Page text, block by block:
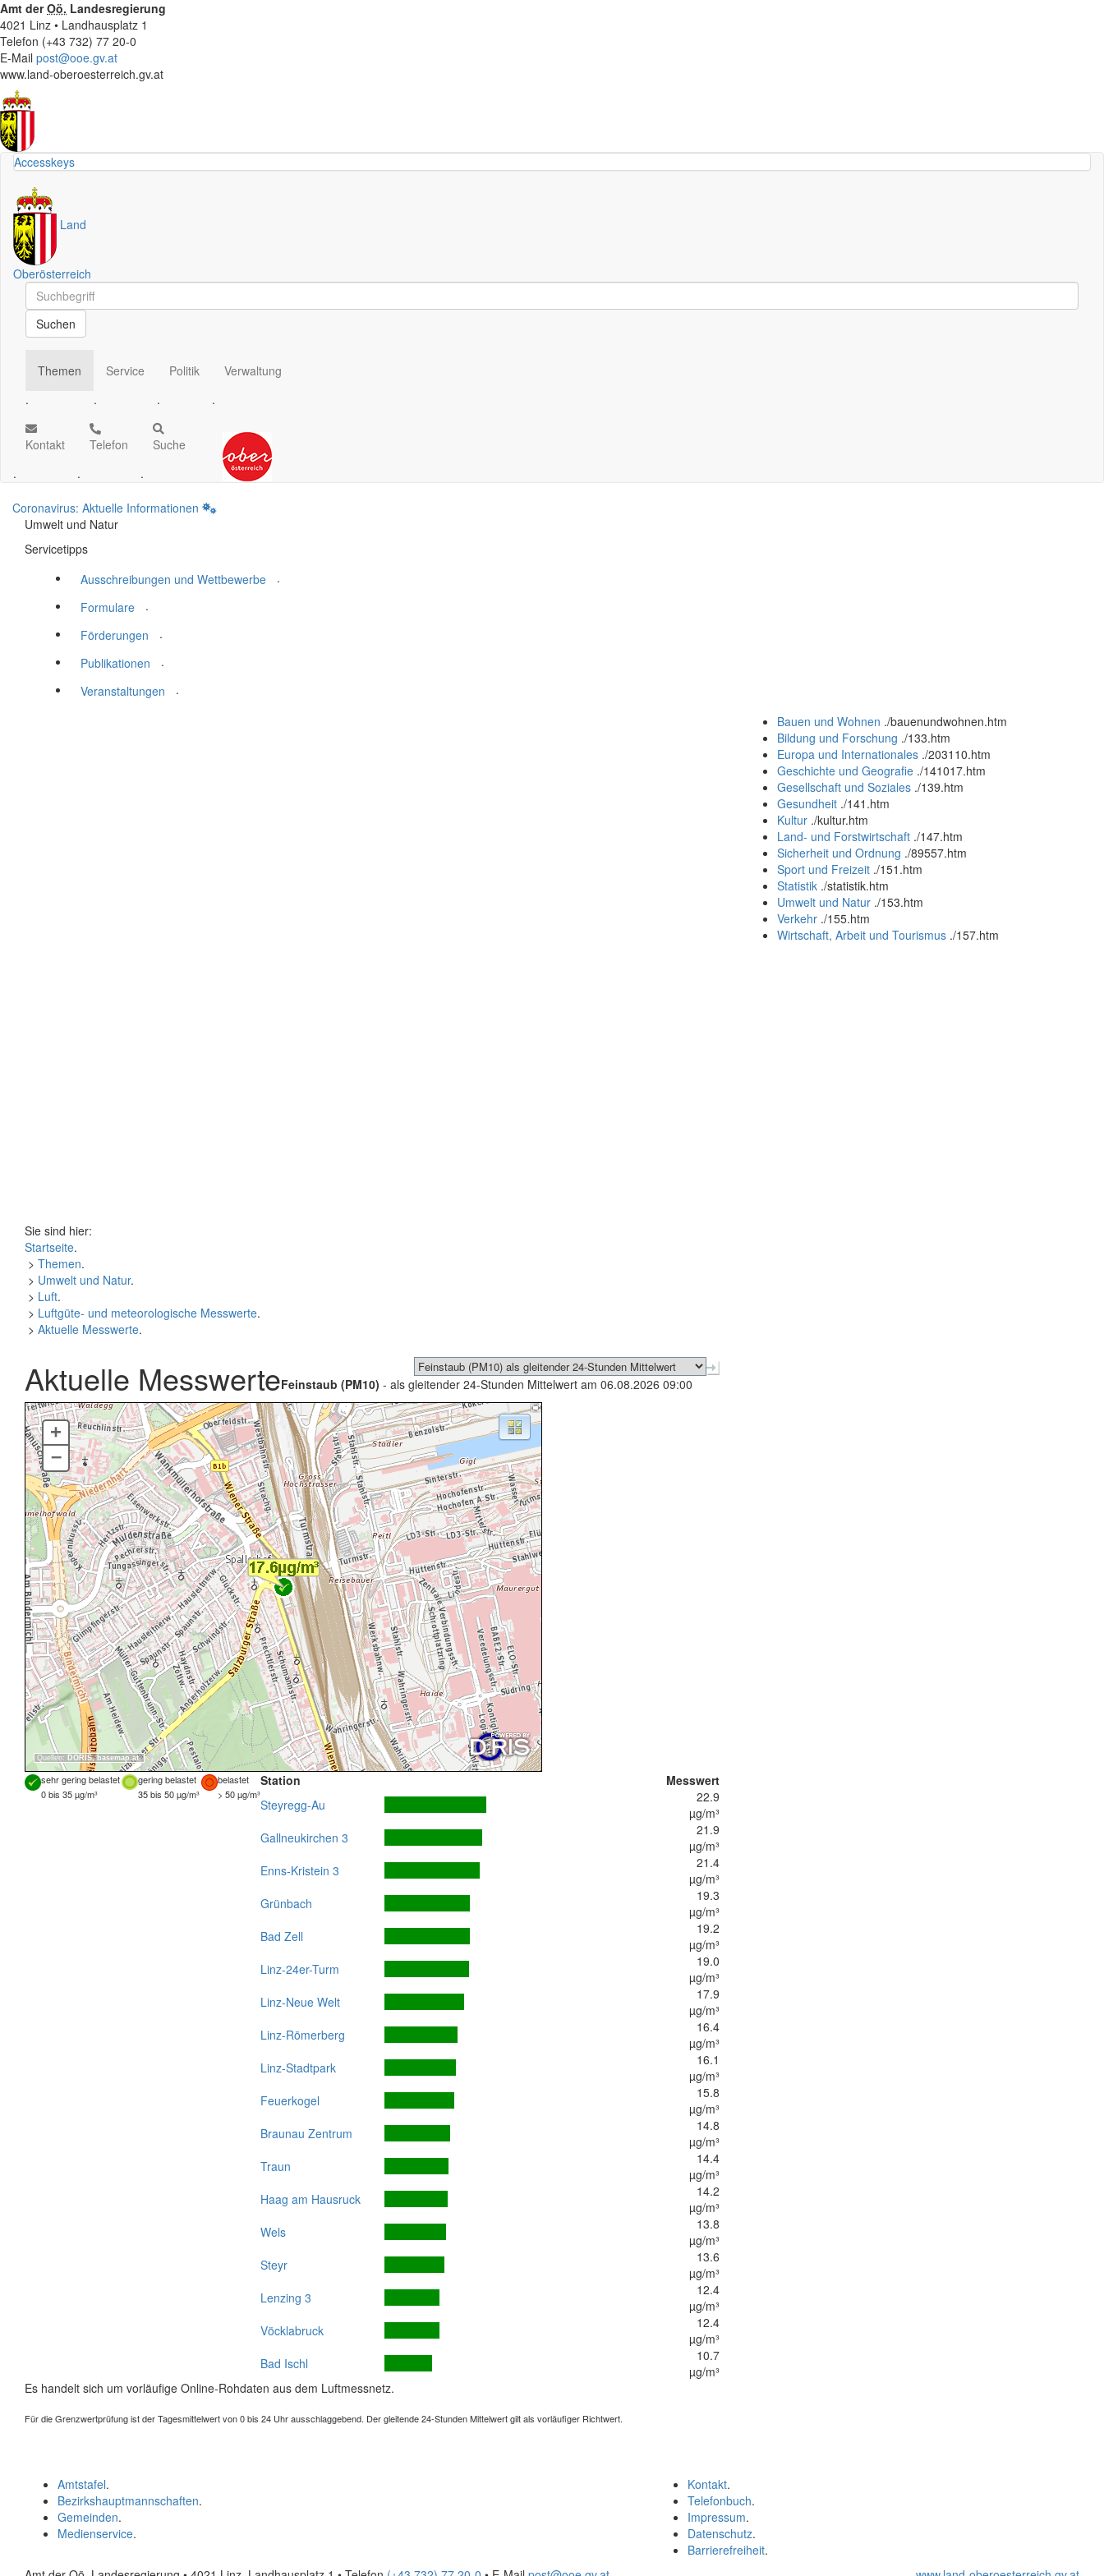
Amt derOö. Landesregierung
4021 Linz • Landhausplatz 1
Telefon (+43 732) 77 20-0
E-Mail post@ooe.gv.at
www.land-oberoesterreich.gv.at
Accesskeys
Land
Oberösterreich
Schnellsuche
Schnellsuche
Suchen
Themen
.
Service
.
Politik
.
Verwaltung
.
Kontakt
.
Telefon
.
Suche
.
Coronavirus: Aktuelle Informationen
Umwelt und Natur
Servicetipps
Ausschreibungen und Wettbewerbe
.
Formulare
.
Förderungen
.
Publikationen
.
Veranstaltungen
.
Bauen und Wohnen ./bauenundwohnen.htm
Bildung und Forschung ./133.htm
Europa und Internationales ./203110.htm
Geschichte und Geografie ./141017.htm
Gesellschaft und Soziales ./139.htm
Gesundheit ./141.htm
Kultur ./kultur.htm
Land- und Forstwirtschaft ./147.htm
Sicherheit und Ordnung ./89557.htm
Sport und Freizeit ./151.htm
Statistik ./statistik.htm
Umwelt und Natur ./153.htm
Verkehr ./155.htm
Wirtschaft, Arbeit und Tourismus ./157.htm
Sie sind hier:
Startseite.
> Themen.
> Umwelt und Natur.
> Luft.
> Luftgüte- und meteorologische Messwerte.
> Aktuelle Messwerte.
Aktuelle MesswerteFeinstaub (PM10) - als gleitender 24-Stunden Mittelwert am 06.08.2026 09:00
Quellen: DORIS, basemap.at
+
–
sehr gering belastet gering belastet
belastet
0 bis 35 µg/m³
35 bis 50 µg/m³ > 50 µg/m³
Station
Messwert
Steyregg-Au
22.9
µg/m³
Gallneukirchen 3
21.9
µg/m³
Enns-Kristein 3
21.4
µg/m³
Grünbach
19.3
µg/m³
Bad Zell
19.2
µg/m³
Linz-24er-Turm
19.0
µg/m³
Linz-Neue Welt
17.9
µg/m³
Linz-Römerberg
16.4
µg/m³
Linz-Stadtpark
16.1
µg/m³
Feuerkogel
15.8
µg/m³
Braunau Zentrum
14.8
µg/m³
Traun
14.4
µg/m³
Haag am Hausruck
14.2
µg/m³
Wels
13.8
µg/m³
Steyr
13.6
µg/m³
Lenzing 3
12.4
µg/m³
Vöcklabruck
12.4
µg/m³
Bad Ischl
10.7
µg/m³
Es handelt sich um vorläufige Online-Rohdaten aus dem Luftmessnetz.
Für die Grenzwertprüfung ist der Tagesmittelwert von 0 bis 24 Uhr ausschlaggebend. Der gleitende 24-Stunden Mittelwert gilt als vorläufiger Richtwert.
Kontakt.
Telefonbuch.
Impressum.
Datenschutz.
Barrierefreiheit.
Amtstafel.
Bezirkshauptmannschaften.
Gemeinden.
Medienservice.